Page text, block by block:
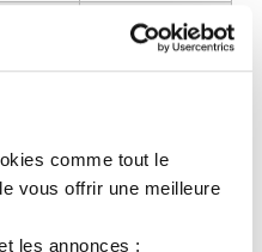
comme tout le
vous offrir une meilleure
les annonces ;​
BRY-MO-011
数值